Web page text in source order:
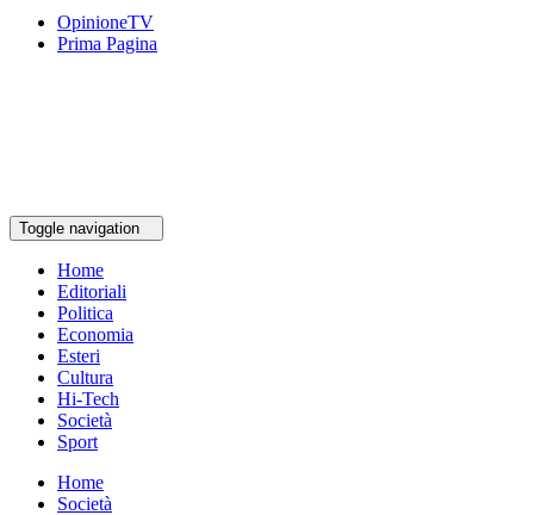
OpinioneTV
Prima Pagina
Toggle navigation
Home
Editoriali
Politica
Economia
Esteri
Cultura
Hi-Tech
Società
Sport
Home
Società